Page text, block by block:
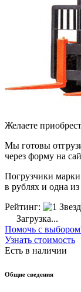
Желаете
Мы готовы
через форму на
Погрузчики марки
в рублях и одна
Рейтинг:
Загрузка...
Помочь с
Узнать стоимость
Есть в наличии
Общие сведения